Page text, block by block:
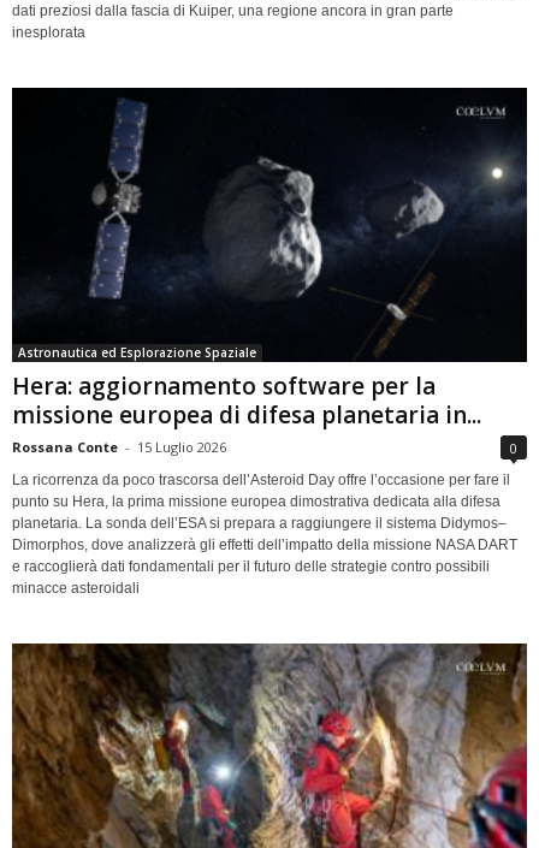
dati preziosi dalla fascia di Kuiper, una regione ancora in gran parte
inesplorata
Astronautica ed Esplorazione Spaziale
Hera: aggiornamento software per la
missione europea di difesa planetaria in...
Rossana Conte - 15 Luglio 2026 0
La ricorrenza da poco trascorsa dell’Asteroid Day offre l’occasione per fare il
punto su Hera, la prima missione europea dimostrativa dedicata alla difesa
planetaria. La sonda dell’ESA si prepara a raggiungere il sistema Didymos–
Dimorphos, dove analizzerà gli effetti dell’impatto della missione NASA DART
e raccoglierà dati fondamentali per il futuro delle strategie contro possibili
minacce asteroidali